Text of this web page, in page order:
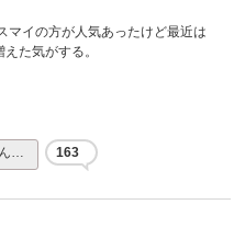
マイの方が人気あったけど最近は
た気がする。
… 163